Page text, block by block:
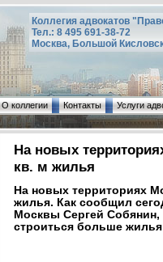
Коллегия адвокатов
Тел.: 8 495 691-38-72
Москва, Большой
О коллегии Контакты Услуги
На новых
кв. м жилья
На новых территориях
жилья. Как сообщил
Москвы Сергей Собянин,
строиться больше